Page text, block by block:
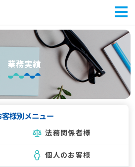
業務実績
客様別メニュー
法務関係者様
個人のお客様